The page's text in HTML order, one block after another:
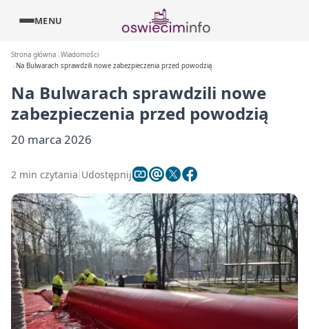
MENU
Strona główna Wiadomości
Na Bulwarach sprawdzili nowe zabezpieczenia przed powodzią
Na Bulwarach sprawdzili nowe
zabezpieczenia przed powodzią
20 marca 2026
2 min czytania Udostępnij